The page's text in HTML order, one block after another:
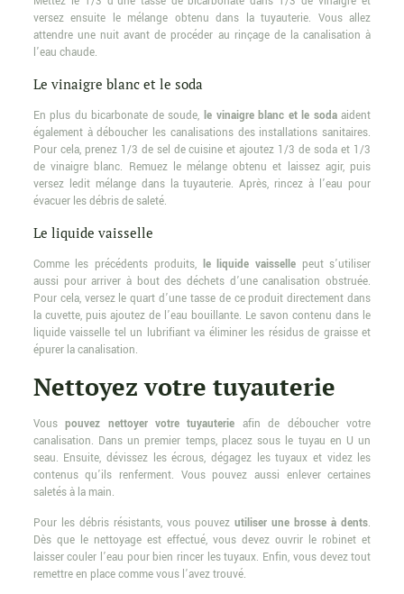
versez ensuite le mélange obtenu dans la tuyauterie. Vous allez
attendre une nuit avant de procéder au rinçage de la canalisation à
l’eau chaude.
Le vinaigre blanc et le soda
En plus du bicarbonate de soude, le vinaigre blanc et le sodaaident
également à déboucher les canalisations des installations sanitaires.
Pour cela, prenez 1/3 de sel de cuisine et ajoutez 1/3 de soda et 1/3
de vinaigre blanc. Remuez le mélange obtenu et laissez agir, puis
versez ledit mélange dans la tuyauterie. Après, rincez à l’eau pour
évacuer les débris de saleté.
Le liquide vaisselle
Comme les précédents produits, le liquide vaissellepeut s’utiliser
aussi pour arriver à bout des déchets d’une canalisation obstruée.
Pour cela, versez le quart d’une tasse de ce produit directement dans
la cuvette, puis ajoutez de l’eau bouillante. Le savon contenu dans le
liquide vaisselle tel un lubrifiant va éliminer les résidus de graisse et
épurer la canalisation.
Nettoyez votre tuyauterie
Vouspouvez nettoyer votre tuyauterie afin de déboucher votre
canalisation. Dans un premier temps, placez sous le tuyau en U un
seau. Ensuite, dévissez les écrous, dégagez les tuyaux et videz les
contenus qu’ils renferment. Vous pouvez aussi enlever certaines
saletés à la main.
Pour les débris résistants, vous pouvez utiliser une brosse à dents.
Dès que le nettoyage est effectué, vous devez ouvrir le robinet et
laisser couler l’eau pour bien rincer les tuyaux. Enfin, vous devez tout
remettre en place comme vous l’avez trouvé.